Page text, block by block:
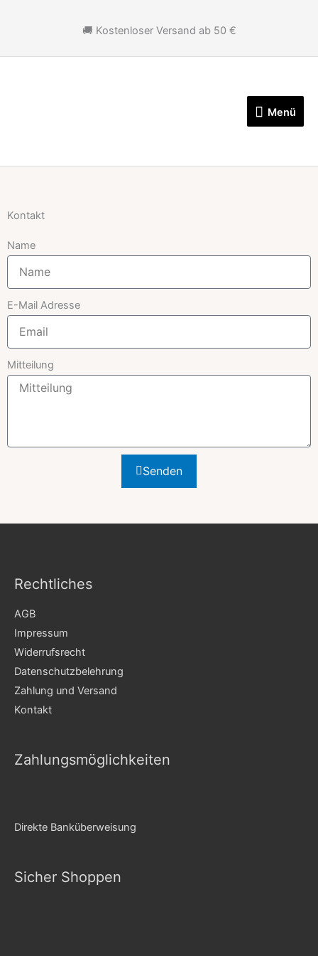
🚚 Kostenloser Versand ab 50 €
Menü
Kontakt
Name
E-Mail Adresse
Mitteilung
Senden
Rechtliches
AGB
Impressum
Widerrufsrecht
Datenschutzbelehrung
Zahlung und Versand
Kontakt
Zahlungsmöglichkeiten
Direkte Banküberweisung
Sicher Shoppen